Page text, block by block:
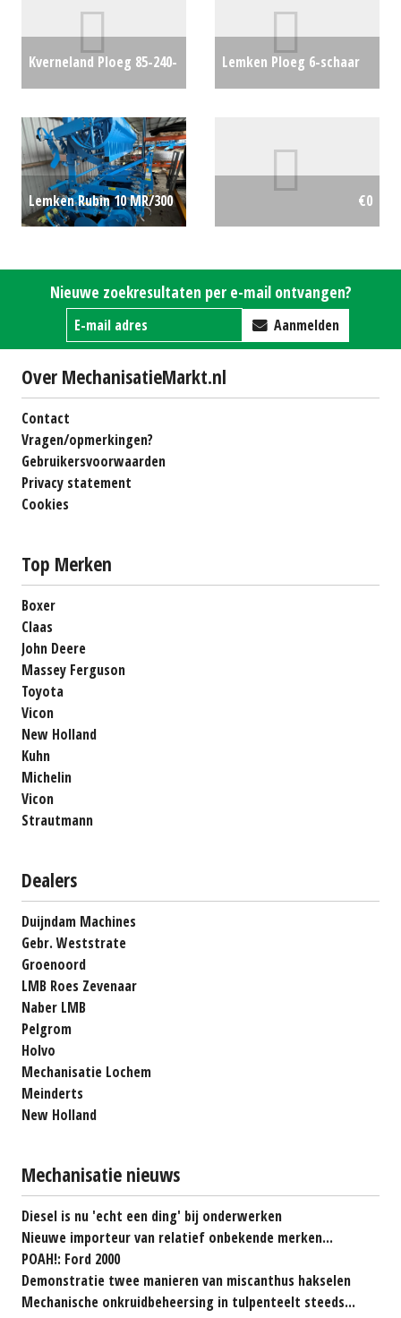
Kverneland Ploeg 85-240-
Lemken Ploeg 6-schaar
Lemken Rubin 10 MR/300
#776799
€0
€0
Nieuwe zoekresultaten per e-mail ontvangen?
Aanmelden
Over MechanisatieMarkt.nl
Contact
Vragen/opmerkingen?
Gebruikersvoorwaarden
Privacy statement
Cookies
Top Merken
Boxer
Claas
John Deere
Massey Ferguson
Toyota
Vicon
New Holland
Kuhn
Michelin
Vicon
Strautmann
Dealers
Duijndam Machines
Gebr. Weststrate
Groenoord
LMB Roes Zevenaar
Naber LMB
Pelgrom
Holvo
Mechanisatie Lochem
Meinderts
New Holland
Mechanisatie nieuws
Diesel is nu 'echt een ding' bij onderwerken
Nieuwe importeur van relatief onbekende merken...
POAH!: Ford 2000
Demonstratie twee manieren van miscanthus hakselen
Mechanische onkruidbeheersing in tulpenteelt steeds...